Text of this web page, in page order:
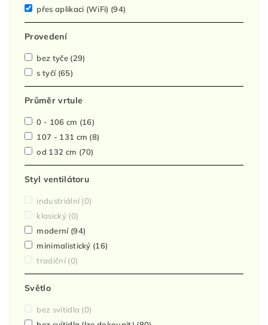
přes aplikaci (WiFi) (94)
Provedení
bez tyče (29)
s tyčí (65)
Průměr vrtule
0 - 106 cm (16)
107 - 131 cm (8)
od 132 cm (70)
Styl ventilátoru
industriální(0)
klasický (0)
moderní (94)
minimalistický (16)
tradiční(0)
Světlo
bez svítidla (0)